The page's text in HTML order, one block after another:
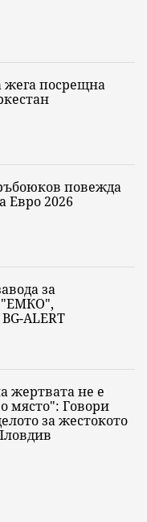
жега посрещна
повежда
Евро 2026
за
"ЕМКО",
ALERT
жертвата не е
място": Говори
за жестокото